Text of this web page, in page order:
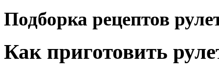
Подборка рецептов
Как приготовить